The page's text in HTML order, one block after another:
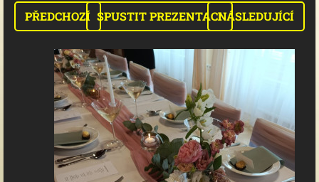
PŘEDCHOZÍ SPUSTIT PREZENTACINÁSLEDUJÍCÍ